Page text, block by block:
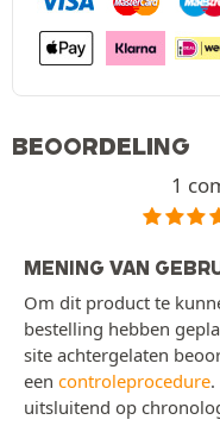
BEOORDELING
1
MENING VAN
Om dit product te
bestelling hebben
site achtergelaten
een controleprocedure
uitsluitend op